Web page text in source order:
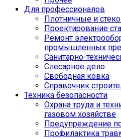
Для профессионалов
Плотничные и
Проектирование
Ремонт
промышленных
Санитарно-
Слесарное дело
Свободная ковка
Справочник
Техника безопасности
Охрана труда и
газовом хозяйстве
Предупреждение
Профилактика